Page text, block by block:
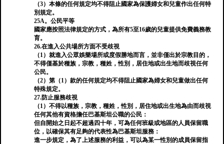
（3）本條的任何規定均不得阻止國家為保護婦女和兒童作出任何特
別規定。
25A。公民平等
國家應按照法律規定的方式，為所有5至16歲的兒童提供免費義務教
育。
26.在進入公共場所方面不受歧視
（1）就進入公眾娛樂場所或度假勝地而言，並非僅出於宗教目的，
不得僅基於種族，宗教，種姓，性別，居住地或出生地而歧視任何
公民。
（2）第（1）款的任何規定均不得阻止國家為婦女和兒童做出任何
特殊規定。
27.防止服務歧視
（1）不得以種族，宗教，種姓，性別，居住地或出生地為由而歧視
任何其他有資格擔任巴基斯坦公職的公民：
但自開始之日起不超過四十年，可為任何班級或地區的人員保留職
位，以確保其有足夠的代表性為巴基斯坦服務：
進一步規定，為了上述服務的利益，可以為某一性別的成員保留指